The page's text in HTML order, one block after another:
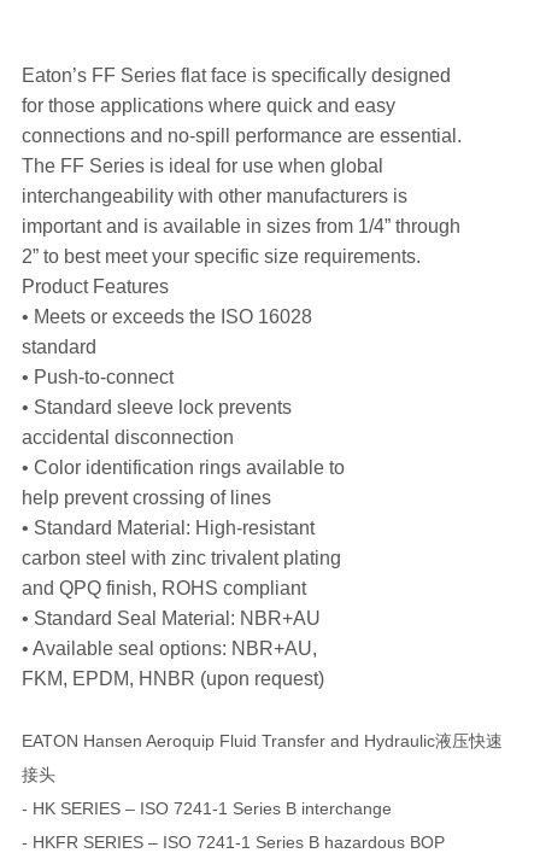
Eaton’s FF Series flat face is specifically designed
for those applications where quick and easy
connections and no-spill performance are essential.
The FF Series is ideal for use when global
interchangeability with other manufacturers is
important and is available in sizes from 1/4” through
2” to best meet your specific size requirements.
Product Features
• Meets or exceeds the ISO 16028
standard
• Push-to-connect
• Standard sleeve lock prevents
accidental disconnection
• Color identification rings available to
help prevent crossing of lines
• Standard Material: High-resistant
carbon steel with zinc trivalent plating
and QPQ finish, ROHS compliant
• Standard Seal Material: NBR+AU
• Available seal options: NBR+AU,
FKM, EPDM, HNBR (upon request)
EATON Hansen Aeroquip Fluid Transfer and Hydraulic液压快速
接头
- HK SERIES – ISO 7241-1 Series B interchange
- HKFR SERIES – ISO 7241-1 Series B hazardous BOP